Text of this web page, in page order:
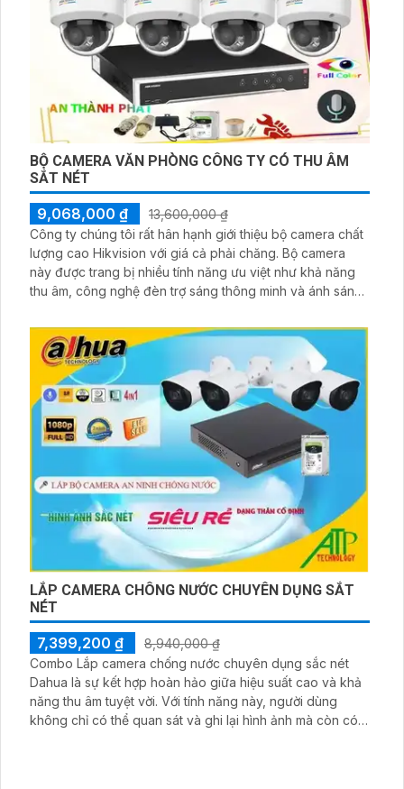
BỘ CAMERA VĂN PHÒNG CÔNG TY CÓ THU ÂM
SẮT NÉT
9,068,000 ₫
13,600,000 ₫
Công ty chúng tôi rất hân hạnh giới thiệu bộ camera chất
lượng cao Hikvision với giá cả phải chăng. Bộ camera
này được trang bị nhiều tính năng ưu việt như khả năng
thu âm, công nghệ đèn trợ sáng thông minh và ánh sáng
tiến giúp cung cấp hình ảnh sắc nét và rõ ràng
LẮP CAMERA CHÔNG NƯỚC CHUYÊN DỤNG SẮT
NÉT
7,399,200 ₫
8,940,000 ₫
Combo Lắp camera chống nước chuyên dụng sắc nét
Dahua là sự kết hợp hoàn hảo giữa hiệu suất cao và khả
năng thu âm tuyệt vời. Với tính năng này, người dùng
không chỉ có thể quan sát và ghi lại hình ảnh mà còn có